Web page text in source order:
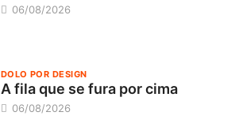
06/08/2026
DOLO POR DESIGN
A fila que se fura por cima
06/08/2026